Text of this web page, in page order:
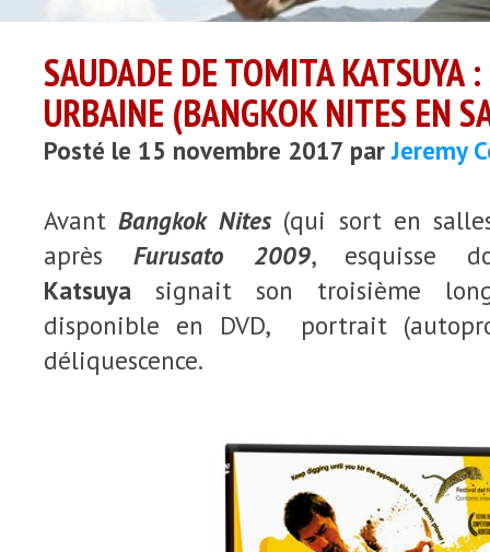
SAUDADE DE TOMITA KATSUYA
URBAINE (BANGKOK NITES EN
Posté le 15 novembre 2017 parJeremy
AvantBangkok Nites(qui sort en
après Furusato 2009, esquisse
Katsuya signait son troisième
disponible en DVD, portrait
déliquescence.